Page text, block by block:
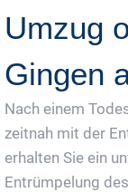
Umzug
Gingen
Nach einem
zeitnah mit der
erhalten Sie ein
Entrümpelung